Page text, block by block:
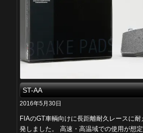
ST-AA
2016年5月30日
FIAのGT車輌向けに長距離耐久レースに耐
発しました。 高速・高温域での使用が想